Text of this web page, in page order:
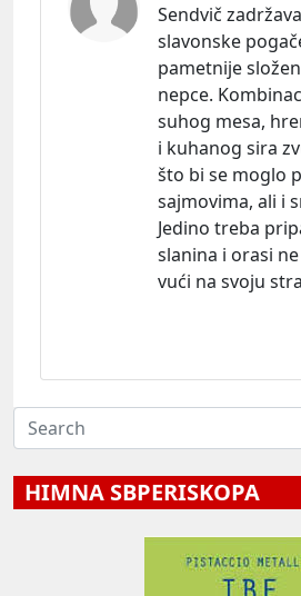
Sendvič
slavonske
pametnije
nepce.
suhog mesa,
i kuhanog sira
što bi se moglo
sajmovima, ali i
Jedino treba
slanina i orasi
vući na svoju
HIMNA SBPERISKOPA